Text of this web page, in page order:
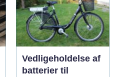
Vedligeholdelse af
batterier til